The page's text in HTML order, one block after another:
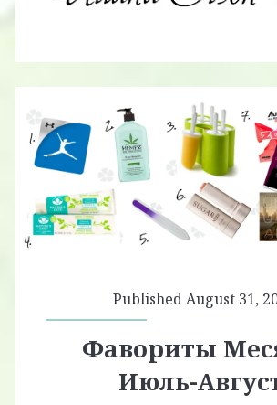
Published August 31,
Фавориты
Июль-